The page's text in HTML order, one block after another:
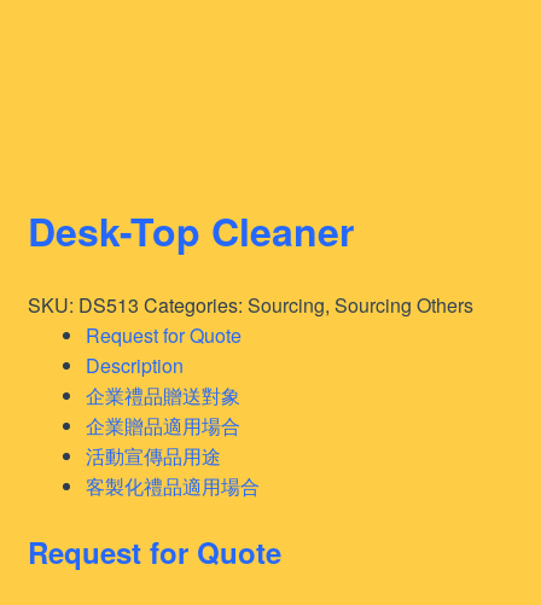
Desk-Top Cleaner
SKU: DS513 Categories: Sourcing, Sourcing Others
Request for Quote
Description
企業禮品贈送對象
企業贈品適用場合
活動宣傳品用途
客製化禮品適用場合
Request for Quote